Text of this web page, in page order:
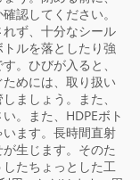
認してください。
ず、十分なシール
ルを落としたり強
。ひびが入ると、
めには、取り扱い
ましょう。また、
。また、HDPEボト
ます。長時間直射
生じます。そのた
たちょっとした工